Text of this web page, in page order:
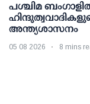
പശ്ചിമ
അന്ത്യശാസനം
05 08 2026 8 mins